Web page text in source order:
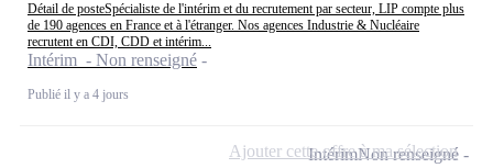
Détail de posteSpécialiste de l'intérim et du recrutement par secteur, LIP compte plus
de 190 agences en France et à l'étranger. Nos agences Industrie & Nucléaire
recrutent en CDI, CDD et intérim...
Intérim - Non renseigné
Publié il y a 4 jours
IntérimNon renseigné
Ajouter cette offre à ma sélection